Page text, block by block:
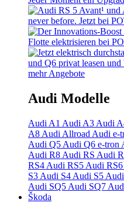
mehr Angebote
Audi Modelle
Audi A1 Audi A3 Audi
A8 Audi Allroad Audi e-
Audi Q5 Audi Q6 e-tron
Audi R8 Audi RS Audi
RS4 Audi RS5 Audi RS6
S3 Audi S4 Audi S5
Audi SQ5 Audi SQ7
Škoda